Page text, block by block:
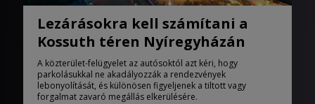
Lezárásokra kell számítani a
Kossuth téren Nyíregyházán
A közterület-felügyelet az autósoktól azt kéri, hogy
parkolásukkal ne akadályozzák a rendezvények
lebonyolítását, és különösen figyeljenek a tiltott vagy
forgalmat zavaró megállás elkerülésére.